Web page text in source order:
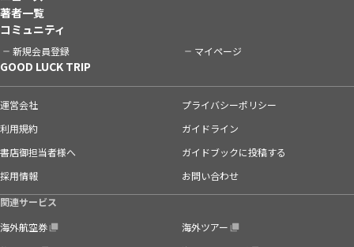
著者一覧
コミュニティ
新規会員登録 マイページ
GOOD LUCK TRIP
運営会社
プライバシーポリシー
利用規約
ガイドライン
書店御担当者様へ
ガイドブックに投稿する
採用情報
お問い合わせ
関連サービス
海外航空券
海外ツアー